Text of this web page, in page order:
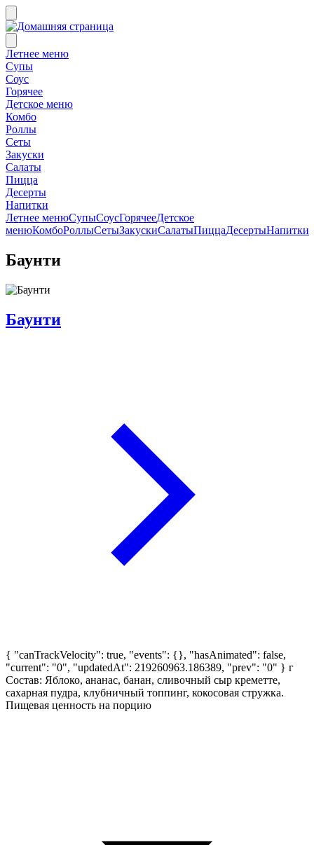
Летнее меню
Супы
Соус
Горячее
Детское меню
Комбо
Роллы
Сеты
Закуски
Салаты
Пицца
Десерты
Напитки
Летнее менюСупыСоусГорячееДетское
менюКомбоРоллыСетыЗакускиСалатыПиццаДесертыНапитки
Баунти
Баунти
{ "canTrackVelocity": true, "events": {}, "hasAnimated": false,
"current": "0", "updatedAt": 219260963.186389, "prev": "0" } г
Состав: Яблоко, ананас, банан, cливочный сыр креметте,
сахарная пудра, клубничный топпинг, кокосовая стружка.
Пищевая ценность на порцию